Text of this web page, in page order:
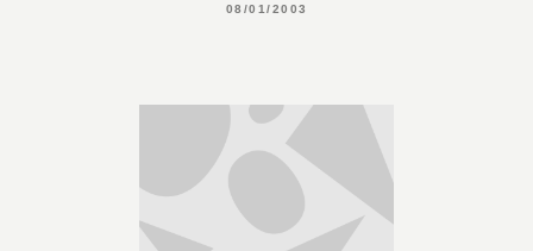
08/01/2003